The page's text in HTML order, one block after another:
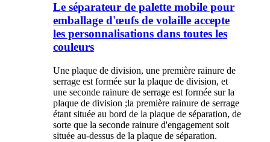
Le séparateur de palette mobile pour
emballage d'œufs de volaille accepte
les personnalisations dans toutes les
couleurs
Une plaque de division, une première rainure de
serrage est formée sur la plaque de division, et
une seconde rainure de serrage est formée sur la
plaque de division ;la première rainure de serrage
étant située au bord de la plaque de séparation, de
sorte que la seconde rainure d'engagement soit
située au-dessus de la plaque de séparation.